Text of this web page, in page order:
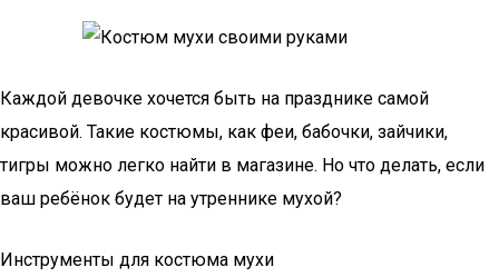
Каждой девочке хочется быть на празднике самой
красивой. Такие костюмы, как феи, бабочки, зайчики,
тигры можно легко найти в магазине. Но что делать, если
ваш ребёнок будет на утреннике мухой?
Инструменты для костюма мухи